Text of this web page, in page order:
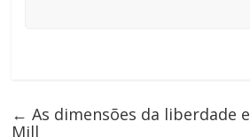
← As dimensões da liberdade
Mill